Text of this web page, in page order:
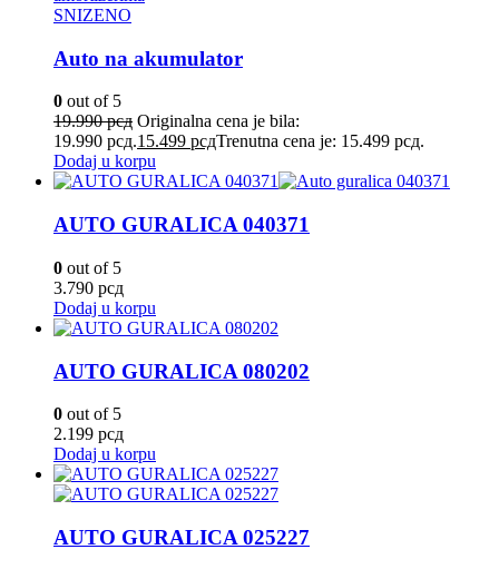
SNIZENO
Auto na akumulator
0 out of 5
19.990рсд Originalna cena je bila:
19.990 рсд.15.499 рсдTrenutna cena je: 15.499 рсд.
Dodaj u korpu
AUTO GURALICA 040371
0 out of 5
3.790 рсд
Dodaj u korpu
AUTO GURALICA 080202
0 out of 5
2.199 рсд
Dodaj u korpu
AUTO GURALICA 025227